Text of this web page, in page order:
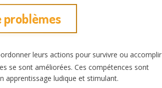
problèmes
leurs actions pour survivre ou accomplir
se sont améliorées. Ces compétences sont
apprentissage ludique et stimulant.